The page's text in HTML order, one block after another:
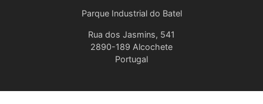
Parque Industrial do Batel
Rua dos Jasmins, 541
2890-189 Alcochete
Portugal